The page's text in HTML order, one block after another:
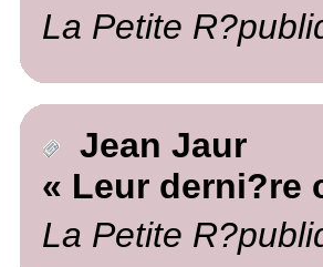
La Petite
Jean Jaur
« Leur derni?re
La Petite